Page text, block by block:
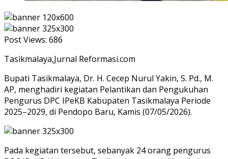
Post Views: 686
Tasikmalaya,Jurnal Reformasi.com
Bupati Tasikmalaya, Dr. H. Cecep Nurul Yakin, S. Pd., M.
AP, menghadiri kegiatan Pelantikan dan Pengukuhan
Pengurus DPC IPeKB Kabupaten Tasikmalaya Periode
2025–2029, di Pendopo Baru, Kamis (07/05/2026).
Pada kegiatan tersebut, sebanyak 24 orang pengurus